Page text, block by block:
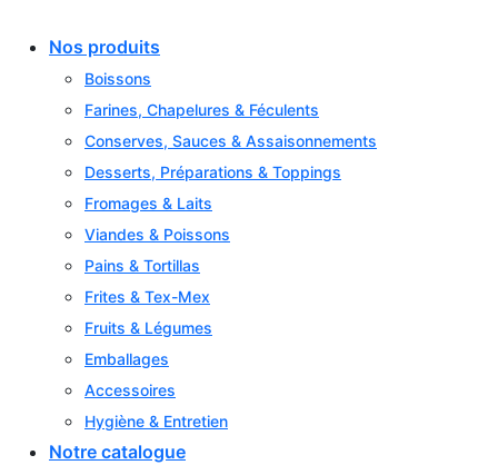
Nos produits
Boissons
Farines, Chapelures & Féculents
Conserves, Sauces & Assaisonnements
Desserts, Préparations & Toppings
Fromages & Laits
Viandes & Poissons
Pains & Tortillas
Frites & Tex-Mex
Fruits & Légumes
Emballages
Accessoires
Hygiène & Entretien
Notre catalogue